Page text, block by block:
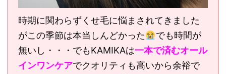
時期に関わらずくせ毛に悩まされてきました
がこの季節は本当しんどかった
でも時間が
無いし・・・でもKAMIKAは一本で済むオール
インワンケアでクオリティも高いから余裕で